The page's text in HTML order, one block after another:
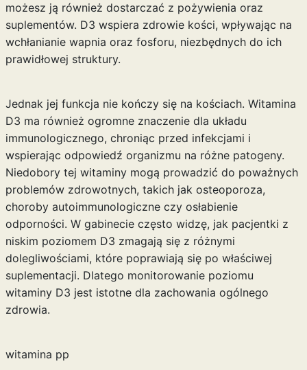
możesz ją również dostarczać z pożywienia oraz
suplementów. D3 wspiera zdrowie kości, wpływając na
wchłanianie wapnia oraz fosforu, niezbędnych do ich
prawidłowej struktury.
Jednak jej funkcja nie kończy się na kościach. Witamina
D3 ma również ogromne znaczenie dla układu
immunologicznego, chroniąc przed infekcjami i
wspierając odpowiedź organizmu na różne patogeny.
Niedobory tej witaminy mogą prowadzić do poważnych
problemów zdrowotnych, takich jak osteoporoza,
choroby autoimmunologiczne czy osłabienie
odporności. W gabinecie często widzę, jak pacjentki z
niskim poziomem D3 zmagają się z różnymi
dolegliwościami, które poprawiają się po właściwej
suplementacji. Dlatego monitorowanie poziomu
witaminy D3 jest istotne dla zachowania ogólnego
zdrowia.
witamina pp